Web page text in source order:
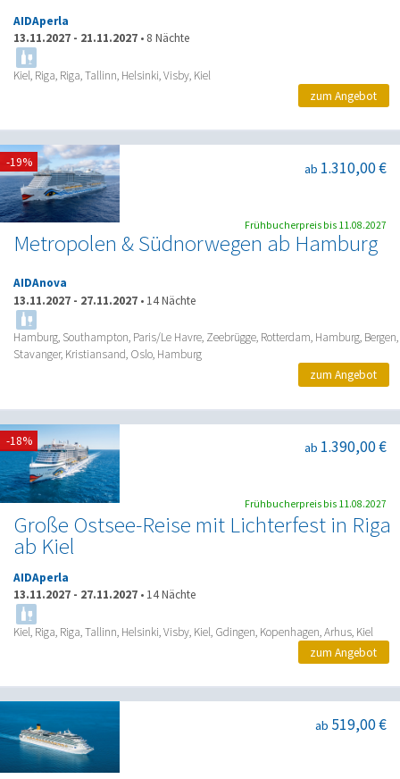
AIDAperla
13.11.2027 - 21.11.2027 • 8 Nächte
Kiel, Riga, Riga, Tallinn, Helsinki, Visby, Kiel
zum Angebot
Metropolen & Südnorwegen ab Hamburg
ab 1.310,00 €
AIDAnova
13.11.2027 - 27.11.2027 • 14 Nächte
Hamburg, Southampton, Paris/Le Havre, Zeebrügge, Rotterdam, Hamburg, Bergen,
Stavanger, Kristiansand, Oslo, Hamburg
-19%
Frühbucherpreis bis 11.08.2027
zum Angebot
Große Ostsee-Reise mit Lichterfest in Riga
ab Kiel
ab 1.390,00 €
AIDAperla
13.11.2027 - 27.11.2027 • 14 Nächte
Kiel, Riga, Riga, Tallinn, Helsinki, Visby, Kiel, Gdingen, Kopenhagen, Arhus, Kiel
-18%
Frühbucherpreis bis 11.08.2027
zum Angebot
ab 519,00 €